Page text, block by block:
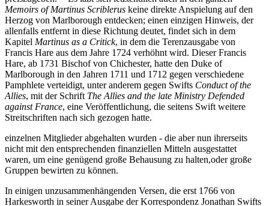
Memoirs of Martinus Scriblerus keine direkte Anspielung auf den
Herzog von Marlborough entdecken; einen einzigen Hinweis, der
allenfalls entfernt in diese Richtung deutet, findet sich in dem
Kapitel Martinus as a Critick, in dem die Terenzausgabe von
Francis Hare aus dem Jahre 1724 verhöhnt wird. Dieser Francis
Hare, ab 1731 Bischof von Chichester, hatte den Duke of
Marlborough in den Jahren 1711 und 1712 gegen verschiedene
Pamphlete verteidigt, unter anderem gegen Swifts Conduct of the
Allies, mit der Schrift The Allies and the late Ministry Defended
against France, eine Veröffentlichung, die seitens Swift weitere
Streitschriften nach sich gezogen hatte.
einzelnen Mitglieder abgehalten wurden - die aber nun ihrerseits
nicht mit den entsprechenden finanziellen Mitteln ausgestattet
waren, um eine genügend große Behausung zu halten,oder große
Gruppen bewirten zu können.
In einigen unzusammenhängenden Versen, die erst 1766 von
Harkesworth in seiner Ausgabe der Korrespondenz Jonathan Swifts